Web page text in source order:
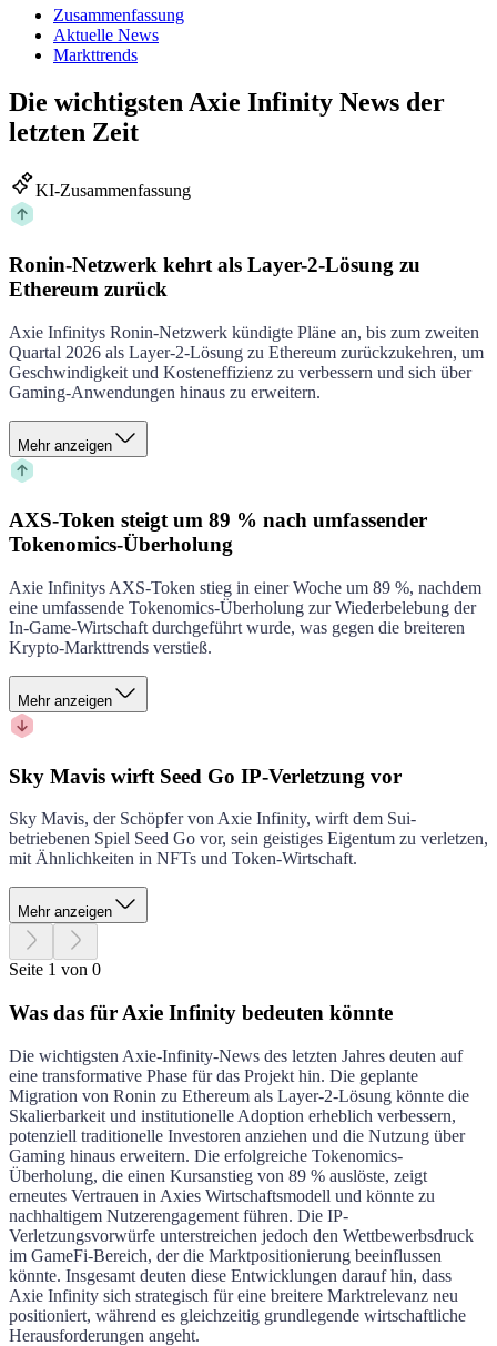
Zusammenfassung
Aktuelle News
Markttrends
Die wichtigsten Axie Infinity News der
letzten Zeit
KI-Zusammenfassung
Ronin-Netzwerk kehrt als Layer-2-Lösung zu
Ethereum zurück
Axie Infinitys Ronin-Netzwerk kündigte Pläne an, bis zum zweiten
Quartal 2026 als Layer-2-Lösung zu Ethereum zurückzukehren, um
Geschwindigkeit und Kosteneffizienz zu verbessern und sich über
Gaming-Anwendungen hinaus zu erweitern.
Mehr anzeigen
AXS-Token steigt um 89 % nach umfassender
Tokenomics-Überholung
Axie Infinitys AXS-Token stieg in einer Woche um 89 %, nachdem
eine umfassende Tokenomics-Überholung zur Wiederbelebung der
In-Game-Wirtschaft durchgeführt wurde, was gegen die breiteren
Krypto-Markttrends verstieß.
Mehr anzeigen
Sky Mavis wirft Seed Go IP-Verletzung vor
Sky Mavis, der Schöpfer von Axie Infinity, wirft dem Sui-
betriebenen Spiel Seed Go vor, sein geistiges Eigentum zu verletzen,
mit Ähnlichkeiten in NFTs und Token-Wirtschaft.
Mehr anzeigen
Seite 1 von 0
Was das für Axie Infinity bedeuten könnte
Die wichtigsten Axie-Infinity-News des letzten Jahres deuten auf
eine transformative Phase für das Projekt hin. Die geplante
Migration von Ronin zu Ethereum als Layer-2-Lösung könnte die
Skalierbarkeit und institutionelle Adoption erheblich verbessern,
potenziell traditionelle Investoren anziehen und die Nutzung über
Gaming hinaus erweitern. Die erfolgreiche Tokenomics-
Überholung, die einen Kursanstieg von 89 % auslöste, zeigt
erneutes Vertrauen in Axies Wirtschaftsmodell und könnte zu
nachhaltigem Nutzerengagement führen. Die IP-
Verletzungsvorwürfe unterstreichen jedoch den Wettbewerbsdruck
im GameFi-Bereich, der die Marktpositionierung beeinflussen
könnte. Insgesamt deuten diese Entwicklungen darauf hin, dass
Axie Infinity sich strategisch für eine breitere Marktrelevanz neu
positioniert, während es gleichzeitig grundlegende wirtschaftliche
Herausforderungen angeht.